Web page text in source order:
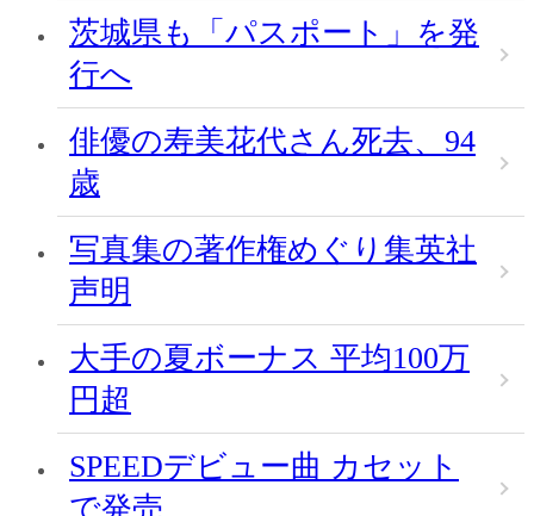
茨城県も「パスポート」を発
行へ
俳優の寿美花代さん死去、94
歳
写真集の著作権めぐり集英社
声明
大手の夏ボーナス 平均100万
円超
SPEEDデビュー曲 カセット
で発売